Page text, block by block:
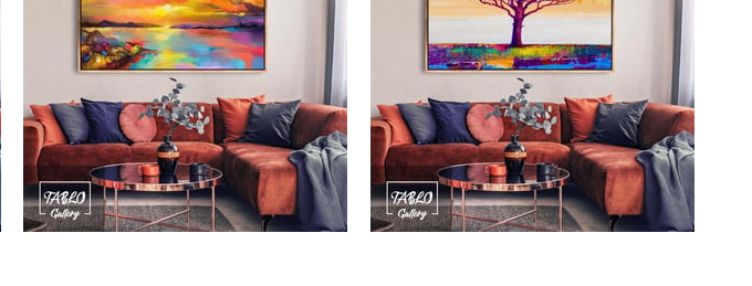
Bize Ulaşın ve Sanatı Hayatınıza Dahil Edin!
Siz de sanatın büyüsünden yararlanmak ve evinize
anlam katmak için hemen koleksiyonumuzu
keşfedin. Her biri kendine özgü olan bu tablolara
sahip olmak için birkaç adımda siparişinizi
verebilirsiniz.
Hızlı ve Güvenli Teslimat
Eserlerinizi sadece bir tıkla satın alabilir, hızlı ve
güvenli teslimat ile en kısa sürede yeni tablonuzun
keyfini çıkarabilirsiniz. Her tablo özenle paketlenir
ve size ulaşmadan önce kalite kontrolünden
geçirilir.
Bize Ulaşın ve Sanatı Hayatınıza Dahil Edin!
Siz de sanatın büyüsünden yararlanmak ve evinize
anlam katmak için hemen koleksiyonumuzu
keşfedin. Her biri kendine özgü olan bu tablolara
sahip olmak için birkaç adımda siparişinizi
verebilirsiniz.
Hızlı ve Güvenli Teslimat
Eserlerinizi sadece bir tıkla satın alabilir, hızlı ve
güvenli teslimat ile en kısa sürede yeni tablonuzun
keyfini çıkarabilirsiniz. Her tablo özenle paketlenir
ve size ulaşmadan önce kalite kontrolünden
geçirilir.